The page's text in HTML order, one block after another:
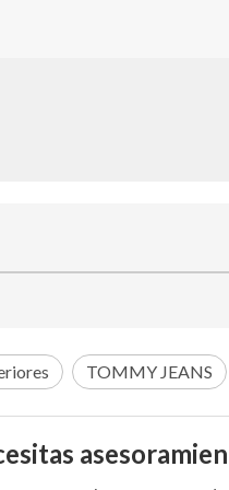
TOMMY JEANS